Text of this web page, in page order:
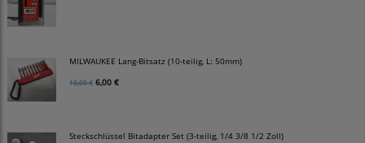
MILWAUKEE Lang-Bitsatz (10-teilig, L: 50mm)
10,00 € 6,00 €
Steckschlüssel Bitadapter Set (3-teilig, 1/4 3/8 1/2 Zoll)